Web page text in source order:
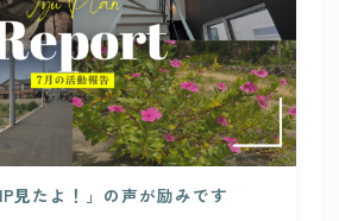
見たよ！」の声が励みです